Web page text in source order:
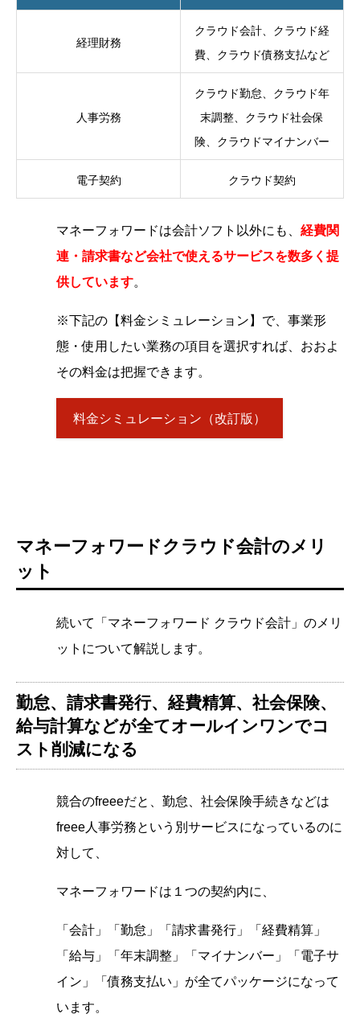
経理財務
クラウド会計、クラウド経
費、クラウド債務支払など
人事労務
クラウド勤怠、クラウド年
末調整、クラウド社会保
険、クラウドマイナンバー
電子契約 クラウド契約
マネーフォワードは会計ソフト以外にも、 経費関
連・請求書など会社で使えるサービスを数多く提
供しています。
※下記の【料金シミュレーション】で、事業形
態・使用したい業務の項目を選択すれば、おおよ
その料金は把握できます。
料金シミュレーション（改訂版）
マネーフォワードクラウド会計のメリ
ット
続いて「マネーフォワード クラウド会計」のメリ
ットについて解説します。
勤怠、請求書発行、経費精算、社会保険、
給与計算などが全てオールインワンでコ
スト削減になる
競合のfreeeだと、勤怠、社会保険手続きなどは
freee人事労務という別サービスになっているのに
対して、
マネーフォワードは１つの契約内に、
「会計」「勤怠」「請求書発行」「経費精算」
「給与」「年末調整」「マイナンバー」「電子サ
イン」「債務支払い」が全てパッケージになって
います。